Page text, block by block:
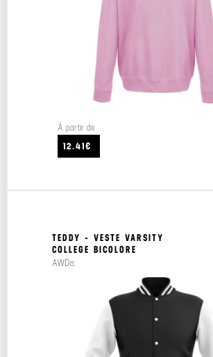
À partir de
12.41€
TEDDY - VESTE VARSITY
COLLEGE BICOLORE
AWDis